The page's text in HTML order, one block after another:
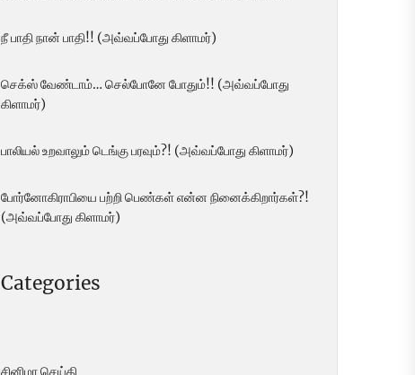
நீ பாதி நான் பாதி!! (அவ்வப்போது கிளாமர்)
செக்ஸ் வேண்டாம்… செல்போனே போதும்!! (அவ்வப்போது
கிளாமர்)
பாலியல் உறவாலும் டெங்கு பரவும்?! (அவ்வப்போது கிளாமர்)
போர்னோகிராபியை பற்றி பெண்கள் என்ன நினைக்கிறார்கள்?!
(அவ்வப்போது கிளாமர்)
Categories
சினிமா செய்தி